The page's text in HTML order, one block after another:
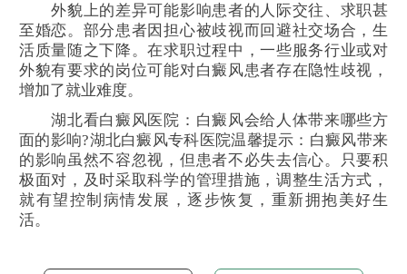
外貌上的差异可能影响患者的人际交往、求职甚
至婚恋。部分患者因担心被歧视而回避社交场合，生
活质量随之下降。在求职过程中，一些服务行业或对
外貌有要求的岗位可能对白癜风患者存在隐性歧视，
增加了就业难度。
湖北看白癜风医院：白癜风会给人体带来哪些方
面的影响?湖北白癜风专科医院温馨提示：白癜风带来
的影响虽然不容忽视，但患者不必失去信心。只要积
极面对，及时采取科学的管理措施，调整生活方式，
就有望控制病情发展，逐步恢复，重新拥抱美好生
活。